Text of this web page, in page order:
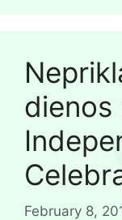
dienos
February 8,